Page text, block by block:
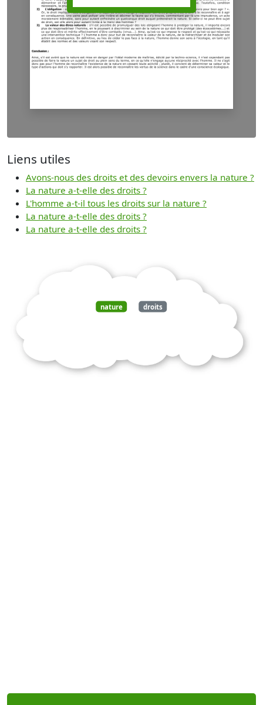
Liens utiles
Avons-nous des droits et des devoirs envers la nature ?
La nature a-t-elle des droits ?
L'homme a-t-il tous les droits sur la nature ?
La nature a-t-elle des droits ?
La nature a-t-elle des droits ?
nature droits